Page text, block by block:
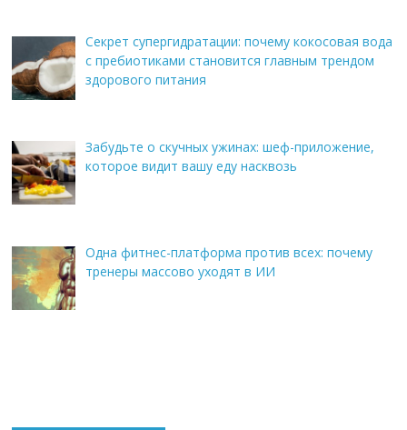
Секрет супергидратации: почему кокосовая вода
с пребиотиками становится главным трендом
здорового питания
Забудьте о скучных ужинах: шеф-приложение,
которое видит вашу еду насквозь
Одна фитнес-платформа против всех: почему
тренеры массово уходят в ИИ